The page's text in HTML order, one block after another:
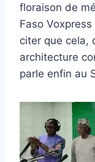
floraison de
Faso
citer que cela,
architecture
parle enfin au